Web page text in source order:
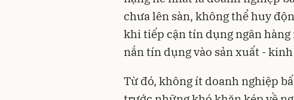
chưa lên sàn, không thể huy
khi tiếp cận tín dụng ngân
nắn tín dụng vào sản xuất -
Từ đó, không ít doanh nghiệp